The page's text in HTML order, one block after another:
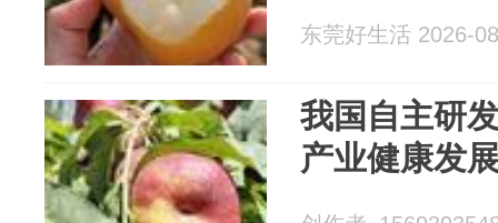
东莞好生活 2026-
我国自主研
产业健康发